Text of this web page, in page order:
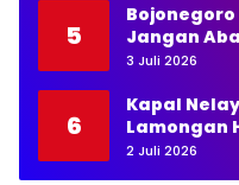
5
Jangan
Ini
3 Juli 2026
6
Kapal
Lamongan
Awak Masih
2 Juli 2026